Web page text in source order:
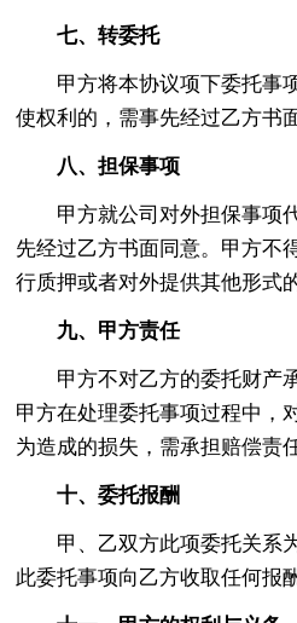
七、转委托
甲方将本协议项下委托事
使权利的，需事先经过乙方书
八、担保事项
甲方就公司对外担保事项
先经过乙方书面同意。甲方不
行质押或者对外提供其他形式
九、甲方责任
甲方不对乙方的委托财产
甲方在处理委托事项过程中，
为造成的损失，需承担赔偿责任
十、委托报酬
甲、乙双方此项委托关系
此委托事项向乙方收取任何报